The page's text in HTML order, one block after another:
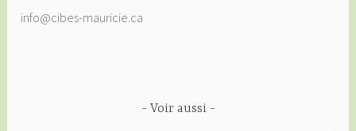
info@cibes-mauricie.ca
Voir aussi